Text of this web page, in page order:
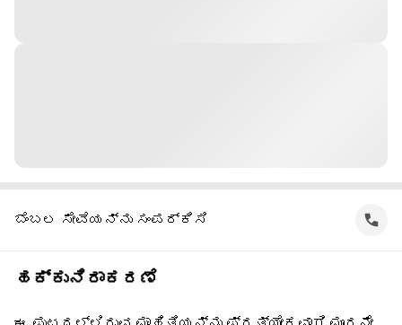
ಬೆಂಬಲ ಸೇವೆಯನ್ನು ಸಂಪರ್ಕಿಸಿ
ಹಕ್ಕುನಿರಾಕರಣೆ